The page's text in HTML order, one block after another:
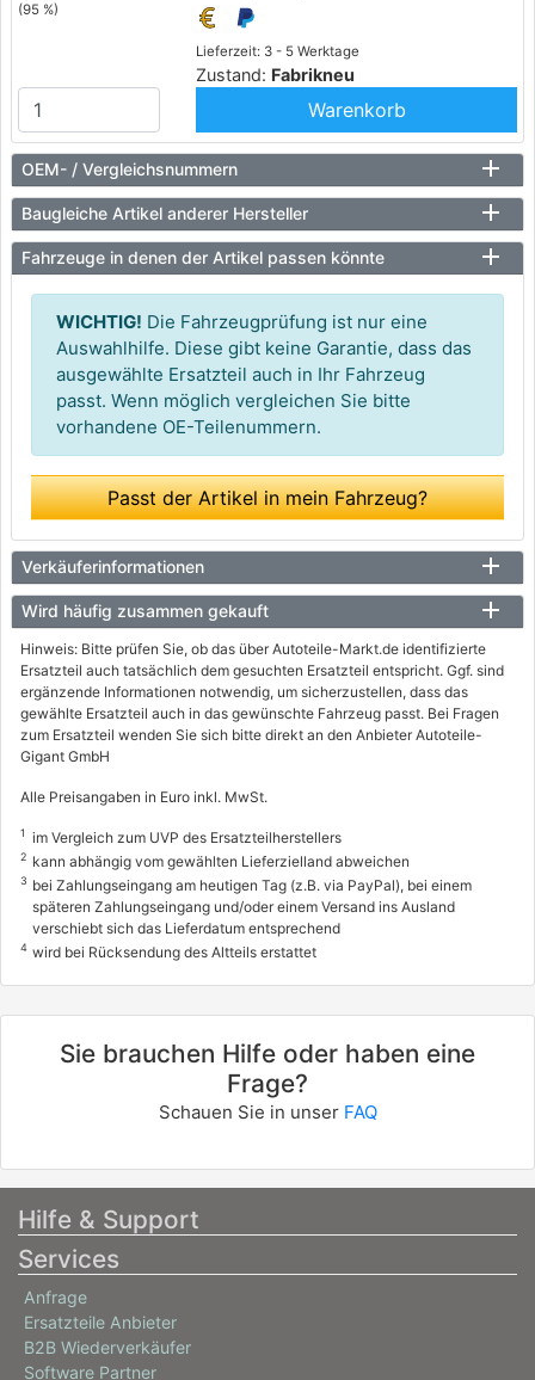
(95 %)
Lieferzeit: 3 - 5 Werktage
Zustand: Fabrikneu
Warenkorb
OEM- / Vergleichsnummern
Baugleiche Artikel anderer Hersteller
Fahrzeuge in denen der Artikel passen könnte
WICHTIG! Die Fahrzeugprüfung ist nur eine
Auswahlhilfe. Diese gibt keine Garantie, dass das
ausgewählte Ersatzteil auch in Ihr Fahrzeug
passt. Wenn möglich vergleichen Sie bitte
vorhandene OE-Teilenummern.
Passt der Artikel in mein Fahrzeug?
Verkäuferinformationen
Wird häufig zusammen gekauft
Hinweis: Bitte prüfen Sie, ob das über Autoteile-Markt.de identifizierte
Ersatzteil auch tatsächlich dem gesuchten Ersatzteil entspricht. Ggf. sind
ergänzende Informationen notwendig, um sicherzustellen, dass das
gewählte Ersatzteil auch in das gewünschte Fahrzeug passt. Bei Fragen
zum Ersatzteil wenden Sie sich bitte direkt an den Anbieter Autoteile-
Gigant GmbH
Alle Preisangaben in Euro inkl. MwSt.
1 im Vergleich zum UVP des Ersatzteilherstellers
2 kann abhängig vom gewählten Lieferzielland abweichen
3 bei Zahlungseingang am heutigen Tag (z.B. via PayPal), bei einem
späteren Zahlungseingang und/oder einem Versand ins Ausland
verschiebt sich das Lieferdatum entsprechend
4 wird bei Rücksendung des Altteils erstattet
Sie brauchen Hilfe oder haben eine
Frage?
Schauen Sie in unser FAQ
Hilfe & Support
Services
Anfrage
Ersatzteile Anbieter
B2B Wiederverkäufer
Software Partner